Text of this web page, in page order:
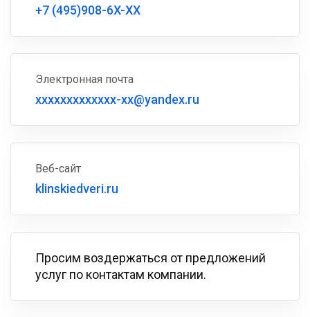
+7 (495)908-6X-XX
Электронная почта
xxxxxxxxxxxxx-xx@yandex.ru
Веб-сайт
klinskiedveri.ru
Просим воздержаться от предложений
услуг по контактам компании.